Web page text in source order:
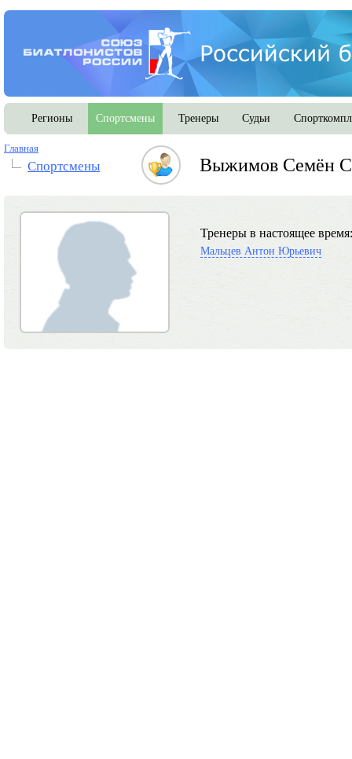
Регионы Спортсмены Тренеры Судьи
Главная
Спортсмены Выжимов Семён
Тренеры в настоящее время:
Мальцев Антон Юрьевич